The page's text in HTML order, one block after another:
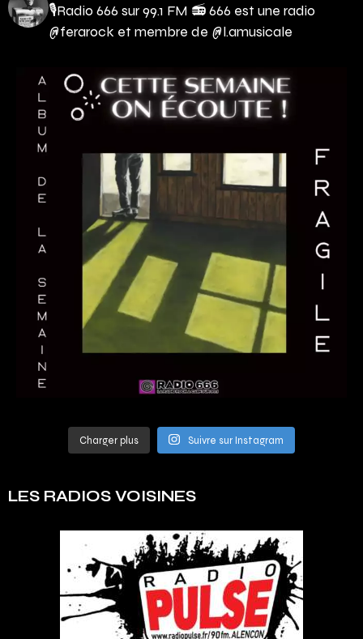
🎙Radio 666 sur 99.1 FM 📻666 est une radio
@ferarock et membre de @l.amusicale
Charger plus Suivre sur Instagram
LES RADIOS VOISINES